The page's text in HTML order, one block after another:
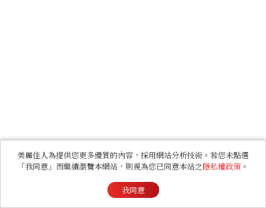
美麗佳人為提供您更多優質的內容，採用網站分析技術。若您未點選
「我同意」而繼續瀏覽本網站，則視為您已同意本站之隱私權政策 。
我同意